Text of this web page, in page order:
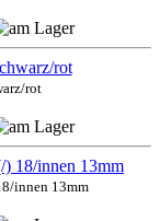
rot
innen 13mm